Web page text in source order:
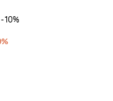
-10%